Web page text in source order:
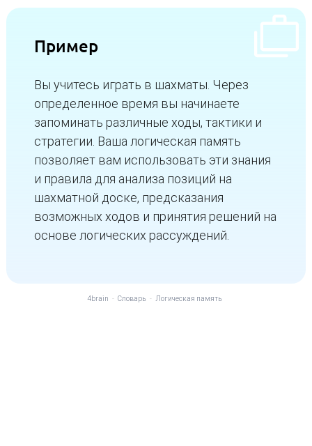
Пример
Вы учитесь играть в шахматы. Через
определенное время вы начинаете
запоминать различные ходы, тактики и
стратегии. Ваша логическая память
позволяет вам использовать эти знания
и правила для анализа позиций на
шахматной доске, предсказания
возможных ходов и принятия решений на
основе логических рассуждений.
4brain - Словарь - Логическая память